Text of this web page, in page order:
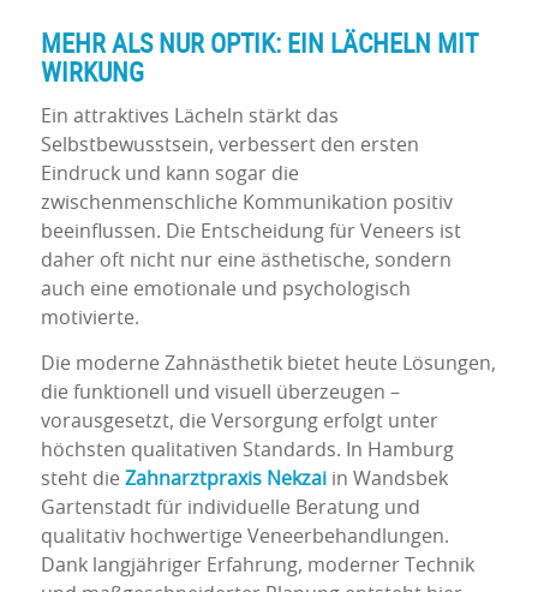
MEHR ALS NUR OPTIK: EIN LÄCHELN MIT
WIRKUNG
Ein attraktives Lächeln stärkt das
Selbstbewusstsein, verbessert den ersten
Eindruck und kann sogar die
zwischenmenschliche Kommunikation positiv
beeinflussen. Die Entscheidung für Veneers ist
daher oft nicht nur eine ästhetische, sondern
auch eine emotionale und psychologisch
motivierte.
Die moderne Zahnästhetik bietet heute Lösungen,
die funktionell und visuell überzeugen –
vorausgesetzt, die Versorgung erfolgt unter
höchsten qualitativen Standards. In Hamburg
steht die Zahnarztpraxis Nekzaiin Wandsbek
Gartenstadt für individuelle Beratung und
qualitativ hochwertige Veneerbehandlungen.
Dank langjähriger Erfahrung, moderner Technik